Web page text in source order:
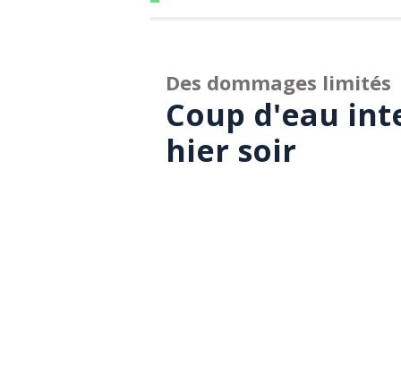
Des dommages limités
Coup d'eau
hier soir